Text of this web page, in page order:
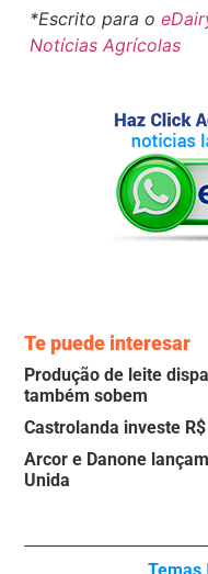
*Escrito para o
Notícias Agrícolas
Te puede interesar
Produção de leite
também sobem
Castrolanda investe
Arcor e Danone
Unida